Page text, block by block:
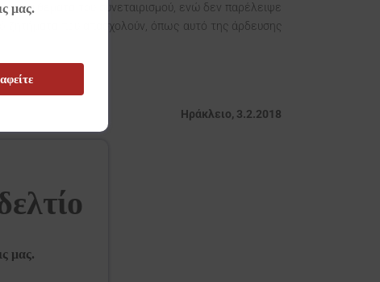
τα θέματα του συνεταιρισμού, ενώ δεν παρέλειψε
ζητήματα που απασχολούν, όπως αυτό της άρδευσης
Ηράκλειο, 3.2.2018
μας.
μας.